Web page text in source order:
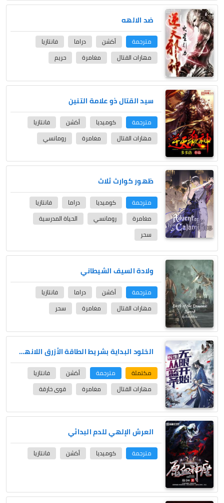
ضد الالهه
مترجمة أكشن دراما
فانتازيا
مهارات القتال
مغامرة حريم
سيد القتال ذو علامة التنين
مترجمة كوميديا أكشن
فانتازيا
مهارات القتال
مغامرة رومانسي
ظهور كوارث ثلاث
مترجمة كوميديا دراما
فانتازيا
مغامرة
رومانسي
الحياة المدرسية
سحر
ولادة السيف الشيطاني
مترجمة أكشن دراما
فانتازيا
مهارات القتال
مغامرة سحر
الخلود البداية بشريط الطاقة الأزرق اللانهائي
مكتملة مترجمة أكشن
فانتازيا
مهارات القتال
مغامرة قوى خارقة
العرش الإلهي للدم البدائي
مترجمة كوميديا أكشن فانتازيا